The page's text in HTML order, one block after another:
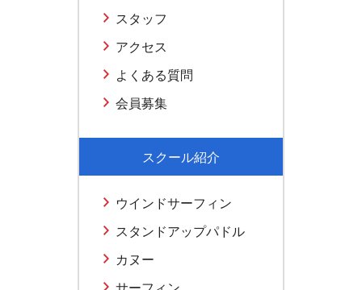
スタッフ
アクセス
よくある質問
会員募集
スクール紹介
ウインドサーフィン
スタンドアップパドル
カヌー